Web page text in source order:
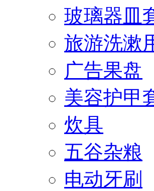
玻璃器皿
旅游洗漱
广告果盘
美容护甲
炊具
五谷杂粮
电动牙刷